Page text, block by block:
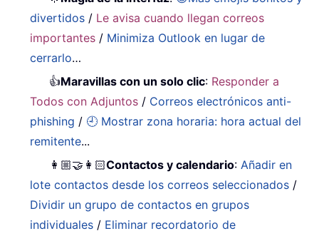
divertidos / Le avisa cuando llegan correos
importantes / Minimiza Outlook en lugar de
cerrarlo…
👍Maravillas con un solo clic: Responder a
Todos con Adjuntos / Correos electrónicos anti-
phishing / 🕘 Mostrar zona horaria: hora actual del
remitente...
👩🏼‍🤝‍👩🏻Contactos y calendario: Añadir en
lote contactos desde los correos seleccionados /
Dividir un grupo de contactos en grupos
individuales / Eliminar recordatorio de